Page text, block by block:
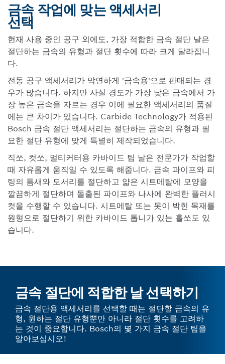
금속 작업에 맞는 액세서리
선택
현재 사용 중인 공구 외에도, 가장 적합한 금속 절단 날은
절단하는 금속의 유형과 절단 횟수에 따라 크게 달라집니
다.
전동 공구 액세서리가 막연하게 '금속용'으로 판매되는 경
우가 많습니다. 하지만 사실 경도가 가장 낮은 금속에서 가
장 높은 금속을 자르는 경우 이에 필요한 액세서리의 품질
에는 큰 차이가 있습니다. Carbide Technology가 적용된
Bosch 금속 절단 액세서리는 절단하는 금속의 유형과 필
요한 절단 유형에 맞게 특별히 제작되었습니다.
직쏘, 컷쏘, 멀티커터용 카바이드 팁 날은 전문가가 작업할
때 자유롭게 움직일 수 있도록 해줍니다. 금속 파이프와 피
팅의 틈새와 모서리를 절단하고 얇은 시트메탈에 모양을
깔끔하게 절단하며 돌출된 파이프와 나사에 완벽한 플러시
컷을 수행할 수 있습니다. 시트메탈 또는 못이 박힌 목재를
원형으로 절단하기 위한 카바이드 톱니가 있는 홀쏘도 있
습니다.
금속 절단에 적합한 날 선택하기
금속 절단용 액세서리를 선택할 때는 절단할 금속의 유
형, 원하는 절단 유형뿐만 아니라 절단 횟수를 고려하
는 것이 중요합니다. Bosch의 몇 가지 금속 절단 팁을
알아보십시오!